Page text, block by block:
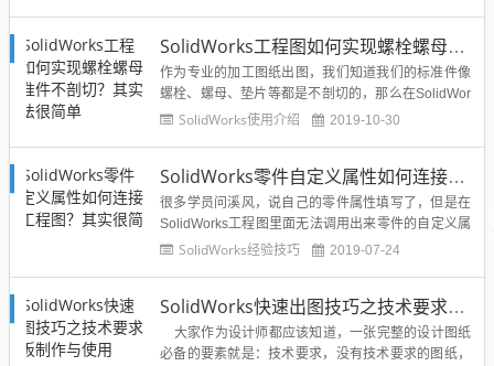
1、打开SolidWorks，新建一张工程图，创建第一...SolidWorks工程图如何实现螺栓螺母标准件不剖切？其实方法很简单
作为专业的加工图纸出图，我们知道我们的标准件像
螺栓、螺母、垫片等都是不剖切的，那么在SolidWor
ks工程图里面如何实现呢？让标准件不剖切，其实很
看一下他在SolidWorks工程图里面如何正确表示。
1、打...
SolidWorks使用介绍 2019-10-30
SolidWorks零件自定义属性如何连接到工程图？其实很简单
很多学员问溪风，说自己的零件属性填写了，但是在
SolidWorks工程图里面无法调用出来零件的自定义属
性，那么我们如何操作才能正确调用出来呢？下面就
自定义属性，大家可以自己填属性和属性值，可以修
改，可以底部新...
SolidWorks经验技巧 2019-07-24
SolidWorks快速出图技巧之技术要求模板制作与使用
大家作为设计师都应该知道，一张完整的设计图纸
必备的要素就是：技术要求，没有技术要求的图纸，